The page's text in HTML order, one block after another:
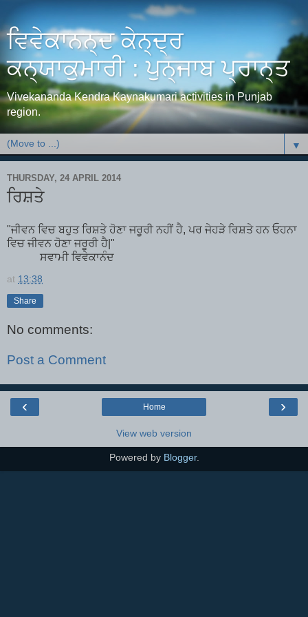
ਵਿਵੇਕਾਨਨ੍ਦ ਕੇਨ੍ਦ੍ਰ
ਕਨ੍ਯਾਕੁਮਾਰੀ : ਪੁਨ੍ਜਾਬ ਪ੍ਰਾਨ੍ਤ
Vivekananda Kendra Kaynakumari activities in Punjab
region.
▼
THURSDAY, 24 APRIL 2014
ਰਿਸ਼ਤੇ
"ਜੀਵਨ ਵਿਚ ਬਹੁਤ ਰਿਸ਼ਤੇ ਹੋਣਾ ਜਰੂਰੀ ਨਹੀਂ ਹੈ, ਪਰ ਜੇਹੜੇ ਰਿਸ਼ਤੇ ਹਨ ਓਹਨਾ
ਵਿਚ ਜੀਵਨ ਹੋਣਾ ਜਰੂਰੀ ਹੈ|"
ਸਵਾਮੀ ਵਿਵੇਕਾਨੰਦ
at 13:38
Share
No comments:
Post a Comment
‹ ›
Home
View web version
Powered by Blogger.